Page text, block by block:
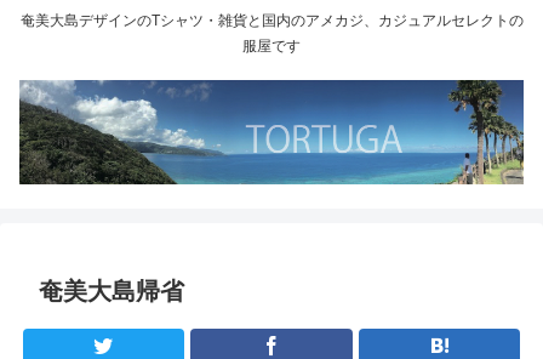
奄美大島デザインのTシャツ・雑貨と国内のアメカジ、カジュアルセレクトの
服屋です
奄美大島帰省